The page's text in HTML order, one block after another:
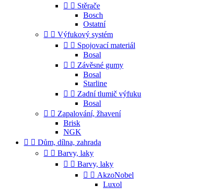
  Stěrače
Bosch
Ostatní
  Výfukový systém
  Spojovací materiál
Bosal
  Závěsné gumy
Bosal
Starline
  Zadní tlumič výfuku
Bosal
  Zapalování, žhavení
Brisk
NGK
  Dům, dílna, zahrada
  Barvy, laky
  Barvy, laky
  AkzoNobel
Luxol